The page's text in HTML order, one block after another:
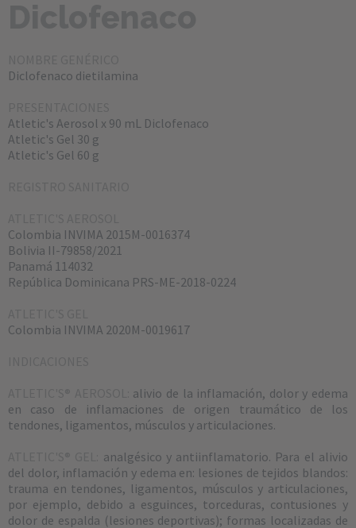
Diclofenaco dietilamina
Atletic's Aerosol x 90 mL Diclofenaco
Atletic's Gel 30 g
Atletic's Gel 60 g
Colombia INVIMA 2015M-0016374
Bolivia II-79858/2021
Panamá 114032
República Dominicana PRS-ME-2018-0224
Colombia INVIMA 2020M-0019617
alivio de la inflamación, dolor y edema
en caso de inflamaciones de origen traumático de los
tendones, ligamentos, músculos y articulaciones.
analgésico y antiinflamatorio. Para el alivio
del dolor, inflamación y edema en: lesiones de tejidos blandos:
trauma en tendones, ligamentos, músculos y articulaciones,
por ejemplo, debido a esguinces, torceduras, contusiones y
dolor de espalda (lesiones deportivas); formas localizadas de